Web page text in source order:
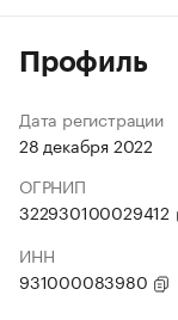
Профиль
Дата регистрации
28 декабря 2022
ОГРНИП
322930100029412
ИНН
931000083980